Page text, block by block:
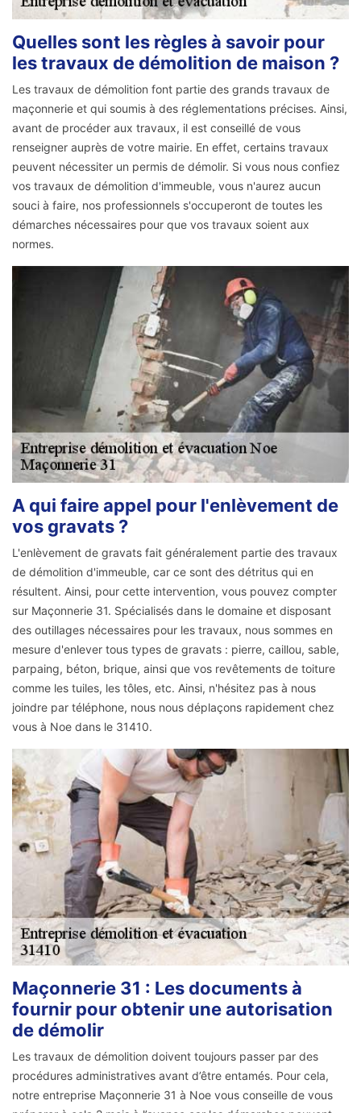
Quelles sont les règles à savoir pour
les travaux de démolition de maison ?
Les travaux de démolition font partie des grands travaux de
maçonnerie et qui soumis à des réglementations précises. Ainsi,
avant de procéder aux travaux, il est conseillé de vous
renseigner auprès de votre mairie. En effet, certains travaux
peuvent nécessiter un permis de démolir. Si vous nous confiez
vos travaux de démolition d'immeuble, vous n'aurez aucun
souci à faire, nos professionnels s'occuperont de toutes les
démarches nécessaires pour que vos travaux soient aux
normes.
A qui faire appel pour l'enlèvement de
vos gravats ?
L'enlèvement de gravats fait généralement partie des travaux
de démolition d'immeuble, car ce sont des détritus qui en
résultent. Ainsi, pour cette intervention, vous pouvez compter
sur Maçonnerie 31. Spécialisés dans le domaine et disposant
des outillages nécessaires pour les travaux, nous sommes en
mesure d'enlever tous types de gravats : pierre, caillou, sable,
parpaing, béton, brique, ainsi que vos revêtements de toiture
comme les tuiles, les tôles, etc. Ainsi, n'hésitez pas à nous
joindre par téléphone, nous nous déplaçons rapidement chez
vous à Noe dans le 31410.
Maçonnerie 31 : Les documents à
fournir pour obtenir une autorisation
de démolir
Les travaux de démolition doivent toujours passer par des
procédures administratives avant d’être entamés. Pour cela,
notre entreprise Maçonnerie 31 à Noe vous conseille de vous